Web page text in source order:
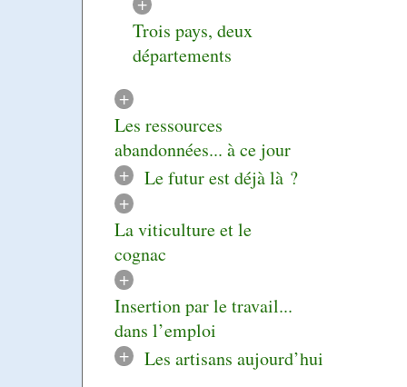
Trois pays, deux
départements
+
Les ressources
abandonnées... à ce jour
+
Le futur est déjà là ?
+
La viticulture et le
cognac
+
Insertion par le travail...
dans l’emploi
+
Les artisans aujourd’hui